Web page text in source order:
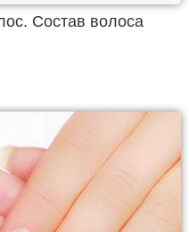
Состав волоса